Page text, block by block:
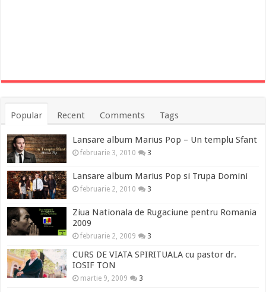
Popular Recent Comments Tags
Lansare album Marius Pop – Un templu Sfant
februarie 3, 2010 3
Lansare album Marius Pop si Trupa Domini
februarie 2, 2010 3
Ziua Nationala de Rugaciune pentru Romania
2009
februarie 2, 2009 3
CURS DE VIATA SPIRITUALA cu pastor dr.
IOSIF TON
martie 9, 2009 3